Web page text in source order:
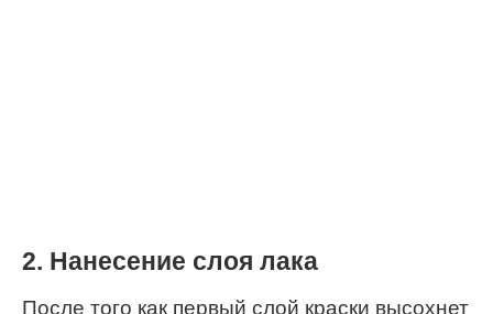
2. Нанесение слоя лака
После того как первый слой краски высохнет